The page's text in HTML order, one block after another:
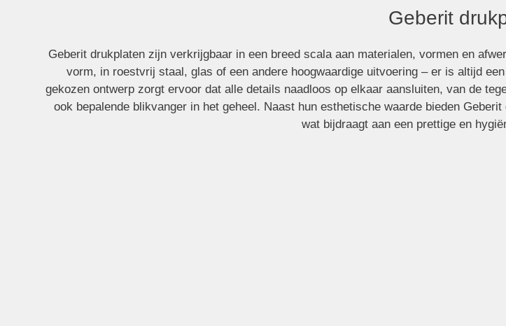
Geberit
Geberit drukplaten zijn verkrijgbaar in een breed scala aan materialen, vormen en
vorm, in roestvrij staal, glas of een andere hoogwaardige uitvoering – er is altijd
gekozen ontwerp zorgt ervoor dat alle details naadloos op elkaar aansluiten, van de
ook bepalende blikvanger in het geheel. Naast hun esthetische waarde bieden
wat bijdraagt aan een prettige en